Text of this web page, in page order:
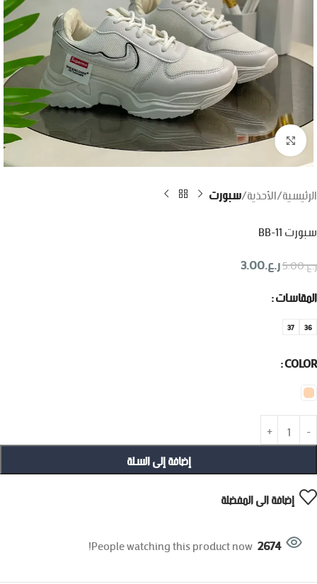
اضغط للتكبير
الرئيسية الأحذية سبورت
سبورت BB-11
ر.ع.5.00ر.ع.3.00
المقاسات
36
37
COLOR
إضافة إلى السلة
إضافة الى المفضلة
2674
People watching this product now!